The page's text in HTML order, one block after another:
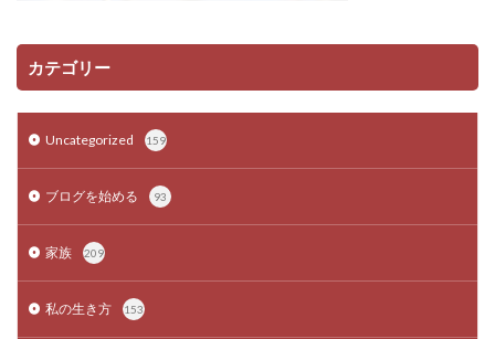
カテゴリー
Uncategorized 159
ブログを始める 93
家族 209
私の生き方 153